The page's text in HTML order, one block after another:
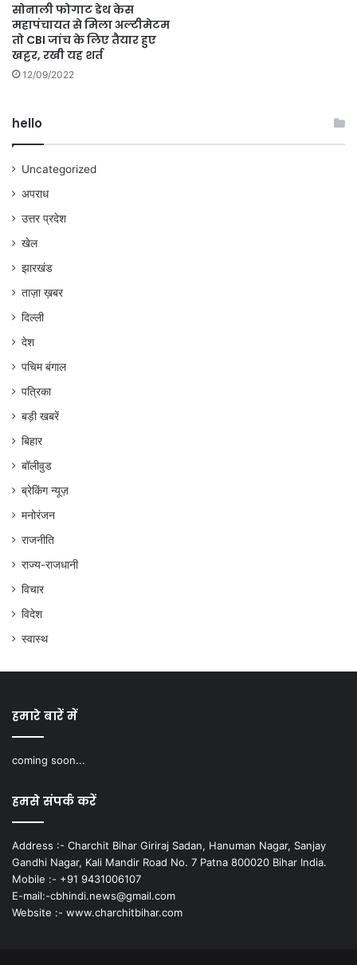
सोनाली फोगाट डेथ केस
महापंचायत से मिला अल्टीमेटम
तो CBI जांच के लिए तैयार हुए
खट्टर, रखी यह शर्त
12/09/2022
hello
Uncategorized
अपराध
उत्तर प्रदेश
खेल
झारखंड
ताज़ा ख़बर
दिल्ली
देश
पचिम बंगाल
पत्रिका
बड़ी खबरें
बिहार
बॉलीवुड
ब्रेकिंग न्यूज़
मनोरंजन
राजनीति
राज्य-राजधानी
विचार
विदेश
स्वास्थ
हमारे बारें में
coming soon...
हमसे संपर्क करें
Address :- Charchit Bihar Giriraj Sadan, Hanuman Nagar, Sanjay
Gandhi Nagar, Kali Mandir Road No. 7 Patna 800020 Bihar India.
Mobile :- +91 9431006107
E-mail:-cbhindi.news@gmail.com
Website :- www.charchitbihar.com